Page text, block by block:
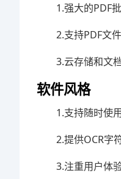
1.强大的PDF
2.支持PDF文
3.云存储和文
软件风格
1.支持随时使
2.提供OCR字
3.注重用户体